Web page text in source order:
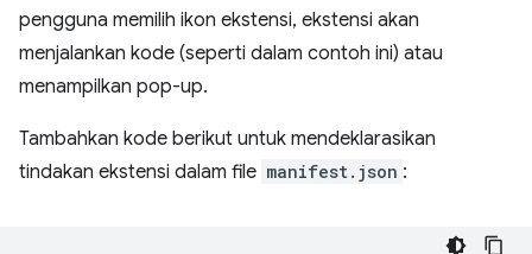
pengguna memilih ikon ekstensi, ekstensi akan
menjalankan kode (seperti dalam contoh ini) atau
menampilkan pop-up.
Tambahkan kode berikut untuk mendeklarasikan
tindakan ekstensi dalam file manifest.json :